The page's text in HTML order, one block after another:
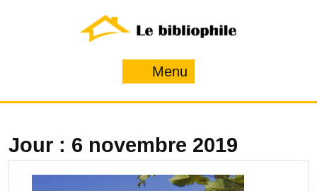
Menu
Jour : 6 novembre 2019